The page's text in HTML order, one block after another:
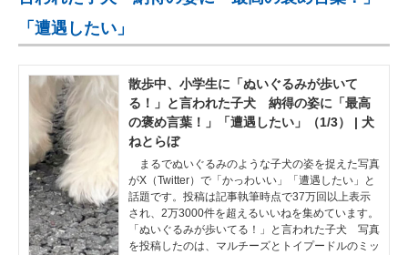
「遭遇したい」
散歩中、小学生に「ぬいぐるみが歩いて
る！」と言われた子犬 納得の姿に「最高
の褒め言葉！」「遭遇したい」（1/3） | 犬
ねとらぼ
まるでぬいぐるみのような子犬の姿を捉えた写真
がX（Twitter）で「かっわいい」「遭遇したい」と
話題です。投稿は記事執筆時点で37万回以上表示
され、2万3000件を超えるいいねを集めています。
「ぬいぐるみが歩いてる！」と言われた子犬 写真
を投稿したのは、マルチーズとトイプードルのミッ